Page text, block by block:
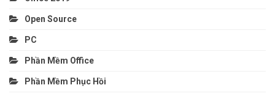
Open Source
PC
Phần Mềm Office
Phần Mềm Phục Hồi